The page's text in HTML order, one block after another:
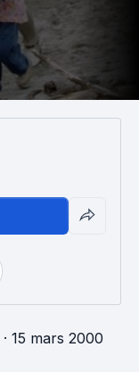
· 15 mars 2000